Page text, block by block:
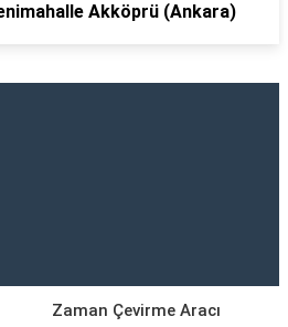
Akköprü (Ankara)
Zaman Çevirme Aracı